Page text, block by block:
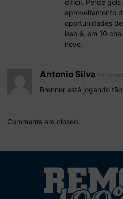
difícil. Perde
aproveitamento
oportunidades
isso é, em 10
nove.
Antonio Silva
Brenner está jogando
Comments are closed.